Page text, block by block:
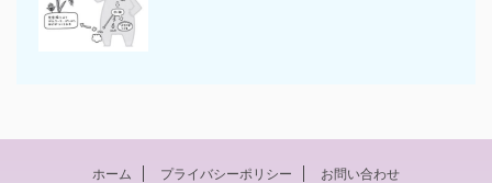
ホーム プライバシーポリシー お問い合わせ